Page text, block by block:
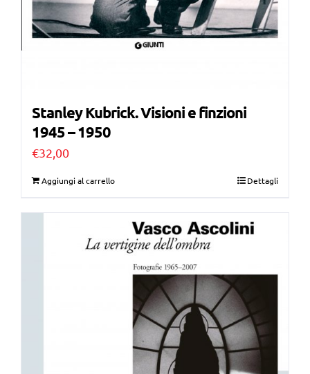
Stanley Kubrick. Visioni e finzioni
1945 – 1950
€32,00
Aggiungi al carrello Dettagli